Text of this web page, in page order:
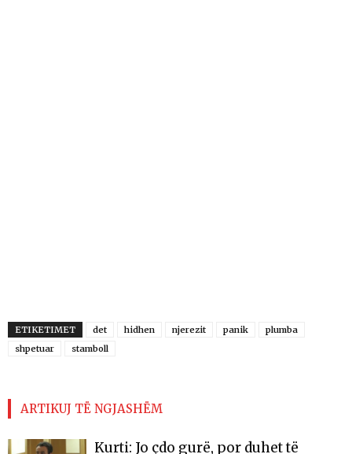
ETIKETIMET det hidhen njerezit panik
plumba
shpetuar
stamboll
ARTIKUJ TË NGJASHËM
Kurti: Jo çdo gurë, por duhet të